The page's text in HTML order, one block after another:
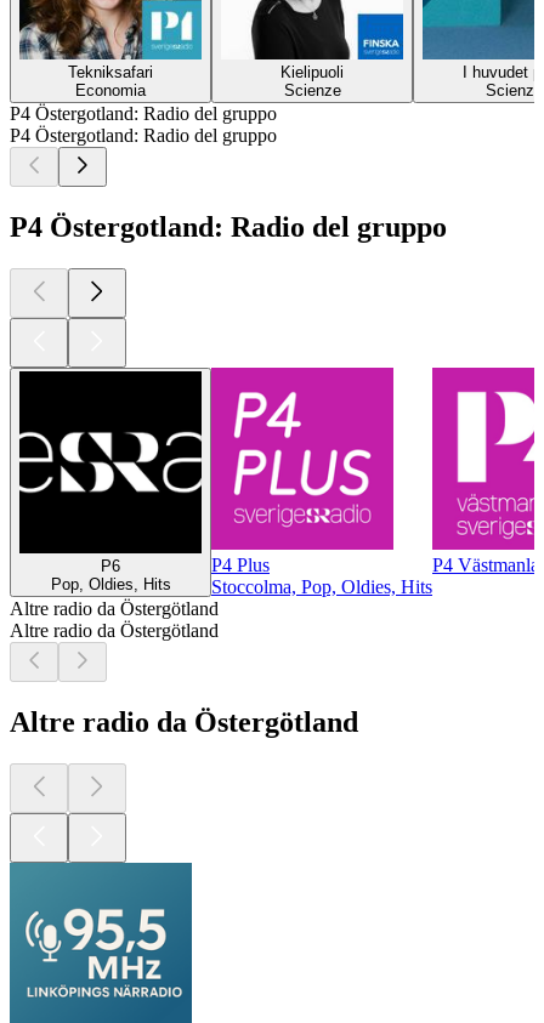
Tekniksafari
Economia
Kielipuoli
Scienze
I huvudet
Scienze
P4 Östergotland: Radio del gruppo
P4 Östergotland: Radio del gruppo
P4 Östergotland: Radio del gruppo
P6
Pop, Oldies, Hits
P4 Plus
Stoccolma, Pop, Oldies, Hits
P4
Altre radio da Östergötland
Altre radio da Östergötland
Altre radio da Östergötland